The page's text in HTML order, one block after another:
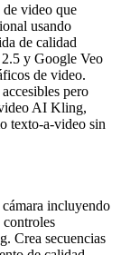
video que
usando
de calidad
y Google Veo
de video.
pero
AI Kling,
texto-a-video sin
incluyendo
Crea secuencias